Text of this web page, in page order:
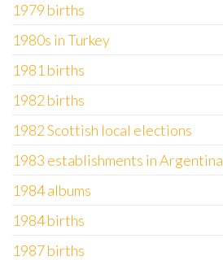
1979 births
1980s in Turkey
1981 births
1982 births
1982 Scottish local elections
1983 establishments in Argentina
1984 albums
1984 births
1987 births